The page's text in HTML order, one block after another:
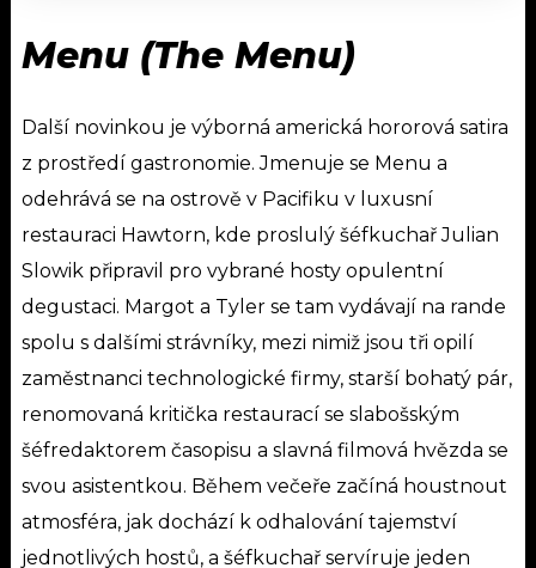
Menu (The Menu)
Další novinkou je výborná americká hororová satira
z prostředí gastronomie. Jmenuje se Menu a
odehrává se na ostrově v Pacifiku v luxusní
restauraci Hawtorn, kde proslulý šéfkuchař Julian
Slowik připravil pro vybrané hosty opulentní
degustaci. Margot a Tyler se tam vydávají na rande
spolu s dalšími strávníky, mezi nimiž jsou tři opilí
zaměstnanci technologické firmy, starší bohatý pár,
renomovaná kritička restaurací se slabošským
šéfredaktorem časopisu a slavná filmová hvězda se
svou asistentkou. Během večeře začíná houstnout
atmosféra, jak dochází k odhalování tajemství
jednotlivých hostů, a šéfkuchař servíruje jeden